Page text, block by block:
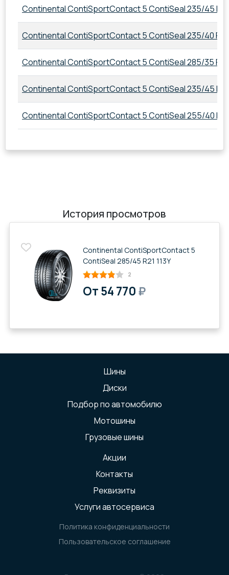
Continental ContiSportContact 5 ContiSeal 235/45
Continental ContiSportContact 5 ContiSeal 235/40
Continental ContiSportContact 5 ContiSeal 285/35 R21
Continental ContiSportContact 5 ContiSeal 235/45
Continental ContiSportContact 5 ContiSeal 255/40 R21
История просмотров
Continental ContiSportContact 5
ContiSeal 285/45 R21 113Y
2
От 54 770₽
Шины
Диски
Подбор по автомобилю
Мотошины
Грузовые шины
Акции
Контакты
Реквизиты
Услуги автосервиса
Политика конфиденциальности
Пользовательское соглашение